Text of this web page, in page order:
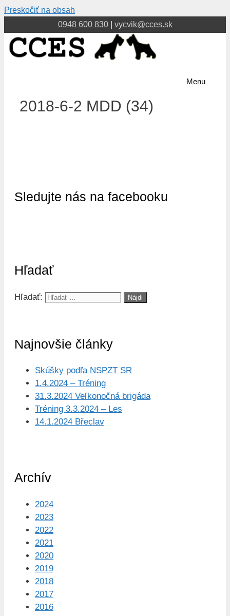
Preskočiť na obsah
0948 600 830| vycvik@cces.sk
Menu
2018-6-2 MDD (34)
Sledujte nás na facebooku
Hľadať
Hľadať:
Najnovšie články
Skúšky podľa NSPZT SR
1.4.2024 – Tréning
31.3.2024 Veľkonočná brigáda
Tréning 3.3.2024 – Les
14.1.2024 Břeclav
Archív
2024
2023
2022
2021
2020
2019
2018
2017
2016